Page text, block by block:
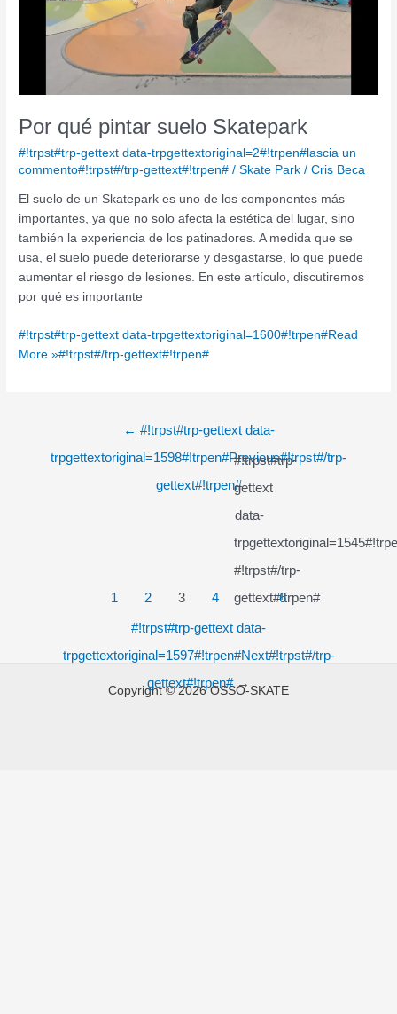
Por qué pintar suelo Skatepark
#!trpst#trp-gettext data-trpgettextoriginal=2#!trpen#lascia un
commento#!trpst#/trp-gettext#!trpen# /Skate Park /Cris Beca
El suelo de un Skatepark es uno de los componentes más
importantes, ya que no solo afecta la estética del lugar, sino
también la experiencia de los patinadores. A medida que se
usa, el suelo puede deteriorarse y desgastarse, lo que puede
aumentar el riesgo de lesiones. En este artículo, discutiremos
por qué es importante
#!trpst#trp-gettext data-trpgettextoriginal=1600#!trpen#Read
More »#!trpst#/trp-gettext#!trpen#
← #!trpst#trp-gettext data-
trpgettextoriginal=1598#!trpen#Previous#!trpst#/trp-
gettext#!trpen#
1 2 3 4
#!trpst#trp-
gettext
data-
#!trpst#/trp-
gettext#!trpen#
6
#!trpst#trp-gettext data-
trpgettextoriginal=1597#!trpen#Next#!trpst#/trp-
gettext#!trpen#→
Copyright © 2026 OSSO-SKATE